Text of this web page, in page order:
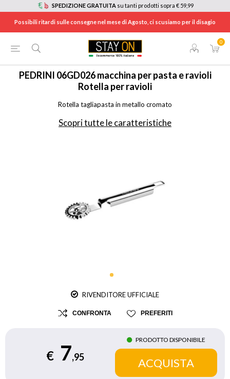
SPEDIZIONE GRATUITA su tanti prodotti sopra € 59,99
Possibili ritardi sulle consegne nel mese di Agosto, ci scusiamo per il disagio
0
HOME ELETTRODOMESTICI / CASALINGHI 06GD026
PEDRINI 06GD026 macchina per pasta e ravioli
Rotella per ravioli
Rotella tagliapasta in metallo cromato
Scopri tutte le caratteristiche
RIVENDITORE UFFICIALE
CONFRONTA PREFERITI
€ 7,95
PRODOTTO DISPONIBILE